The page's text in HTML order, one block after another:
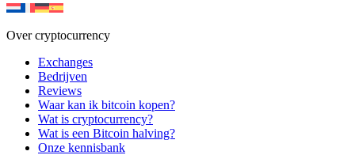
Over cryptocurrency
Exchanges
Bedrijven
Reviews
Waar kan ik bitcoin kopen?
Wat is cryptocurrency?
Wat is een Bitcoin halving?
Onze kennisbank